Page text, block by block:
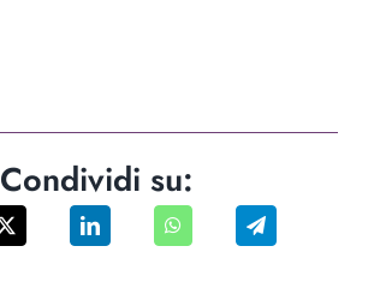
Condividi su: